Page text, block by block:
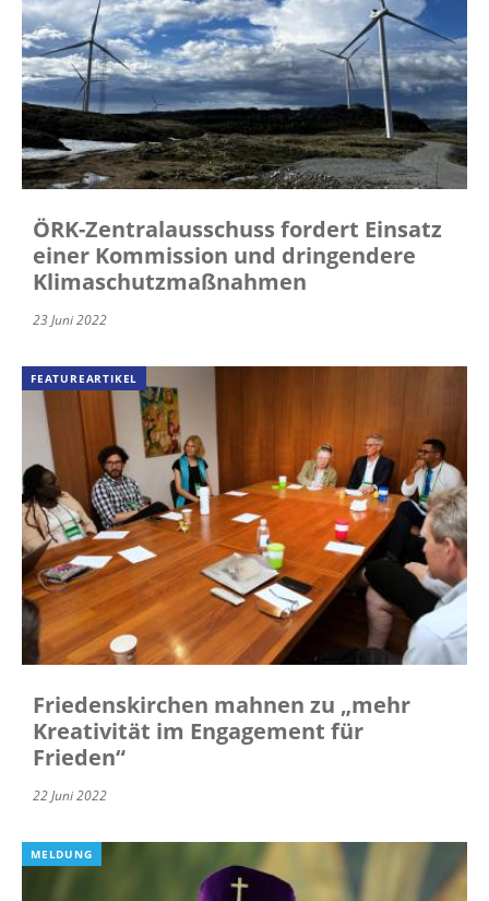
ÖRK-Zentralausschuss fordert Einsatz
einer Kommission und dringendere
Klimaschutzmaßnahmen
23 Juni 2022
FEATUREARTIKEL
Friedenskirchen mahnen zu „mehr
Kreativität im Engagement für
Frieden“
22 Juni 2022
MELDUNG